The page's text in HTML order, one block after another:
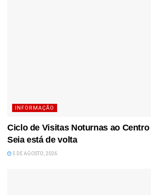
INFORMAÇÃO
Ciclo de Visitas Noturnas ao
Seia está de volta
5 DE AGOSTO, 2026